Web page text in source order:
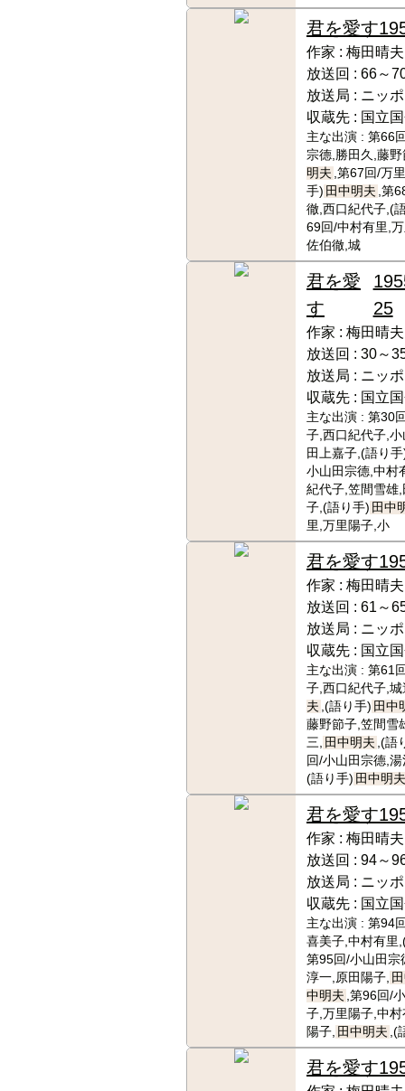
君を愛す
作家 : 梅田晴夫
放送回 : 66～
放送局 : ニッ
収蔵先 : 国立
主な出演 : 第66
宗德,勝田久,藤
明夫 ,第67回/万
手) 田中明夫 ,第
徹,西口紀代子,(
69回/中村有里,
佐伯徹,城
君を愛
す
25
作家 : 梅田晴夫
放送回 : 30～
放送局 : ニッ
収蔵先 : 国立
主な出演 : 第30
子,西口紀代子,
田上嘉子,(語り
小山田宗德,中村
紀代子,笠間雪雄
子,(語り手) 田中
里,万里陽子,小
君を愛す
作家 : 梅田晴夫
放送回 : 61～
放送局 : ニッ
収蔵先 : 国立
主な出演 : 第61
子,西口紀代子,
夫 ,(語り手) 田中
藤野節子,笠間雪
三, 田中明夫 ,(語
回/小山田宗德,
(語り手) 田中明夫
君を愛す
作家 : 梅田晴夫
放送回 : 94～
放送局 : ニッ
収蔵先 : 国立
主な出演 : 第94
喜美子,中村有里
第95回/小山田宗
淳一,原田陽子,
中明夫 ,第96回/
子,万里陽子,中
陽子, 田中明夫 ,(
君を愛す